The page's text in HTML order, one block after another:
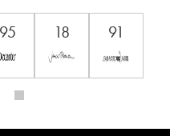
Dillon
95 18 91